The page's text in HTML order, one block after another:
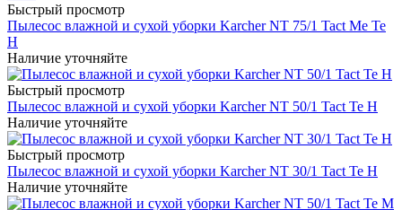
Быстрый просмотр
Пылесос влажной и сухой уборки Karcher NT 75/1 Tact Me Te
H
Наличие уточняйте
Быстрый просмотр
Пылесос влажной и сухой уборки Karcher NT 50/1 Tact Te H
Наличие уточняйте
Быстрый просмотр
Пылесос влажной и сухой уборки Karcher NT 30/1 Tact Te H
Наличие уточняйте